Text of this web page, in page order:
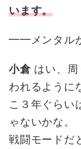
います。
━━メンタル
小倉はい、周
われるように
こ３年ぐらい
ゃないかな。
戦闘モードだ